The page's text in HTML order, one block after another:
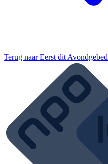
Terug naarEerst dit Avondgebed